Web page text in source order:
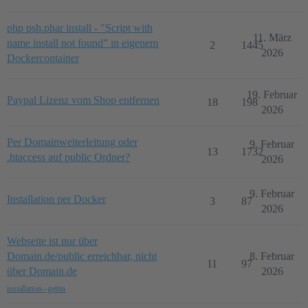
php psh.phar install - "Script with
name install not found" in eigenem
Dockercontainer
2 1445
11. März
2026
Paypal Lizenz vom Shop entfernen 18 198
19. Februar
2026
Per Domainweiterleitung oder
.htaccess auf public Ordner?
13 1732
9. Februar
2026
Installation per Docker 3 87
9. Februar
2026
Webseite ist nur über
Domain.de/public erreichbar, nicht
über Domain.de
installation--gettin
11 97
8. Februar
2026